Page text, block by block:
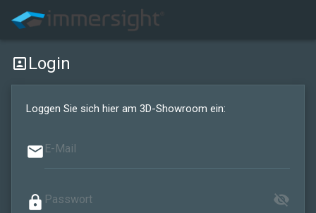
portrait Login
Loggen Sie sich hier am 3D-Showroom ein:
email
lock visibility_off